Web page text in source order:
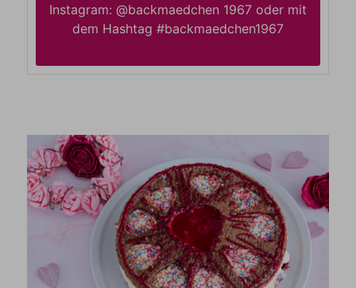
Instagram: @backmaedchen 1967 oder mit
dem Hashtag #backmaedchen1967